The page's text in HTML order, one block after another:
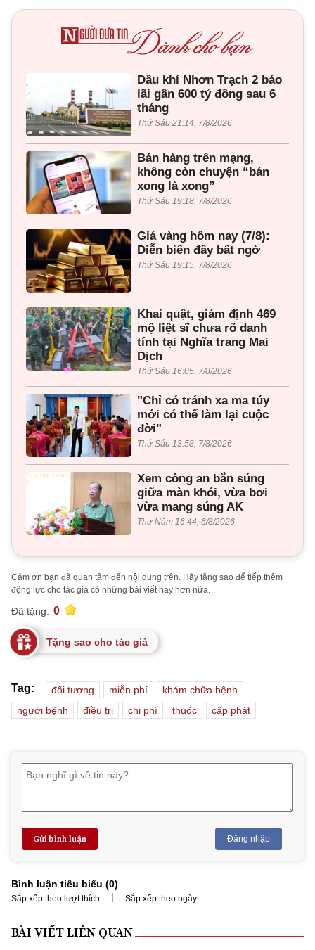
Dầu khí Nhơn Trạch 2 báo
lãi gần 600 tỷ đồng sau 6
tháng
Thứ Sáu 21:14, 7/8/2026
Bán hàng trên mạng,
không còn chuyện “bán
xong là xong”
Thứ Sáu 19:18, 7/8/2026
Giá vàng hôm nay (7/8):
Diễn biến đầy bất ngờ
Thứ Sáu 19:15, 7/8/2026
Khai quật, giám định 469
mộ liệt sĩ chưa rõ danh
tính tại Nghĩa trang Mai
Dịch
Thứ Sáu 16:05, 7/8/2026
"Chỉ có tránh xa ma túy
mới có thể làm lại cuộc
đời"
Thứ Sáu 13:58, 7/8/2026
Xem công an bắn súng
giữa màn khói, vừa bơi
vừa mang súng AK
Thứ Năm 16:44, 6/8/2026
Cảm ơn bạn đã quan tâm đến nội dung trên. Hãy tặng sao để tiếp thêm
động lực cho tác giả có những bài viết hay hơn nữa.
Đã tặng: 0
Tặng sao cho tác giả
Tag: đối tượng miễn phí
khám chữa bệnh
người bệnh
điều trị chi phí thuốc cấp phát
Gửi bình luận Đăng nhập
Bình luận tiêu biểu (0)
Sắp xếp theo lượt thích | Sắp xếp theo ngày
BÀI VIẾT LIÊN QUAN